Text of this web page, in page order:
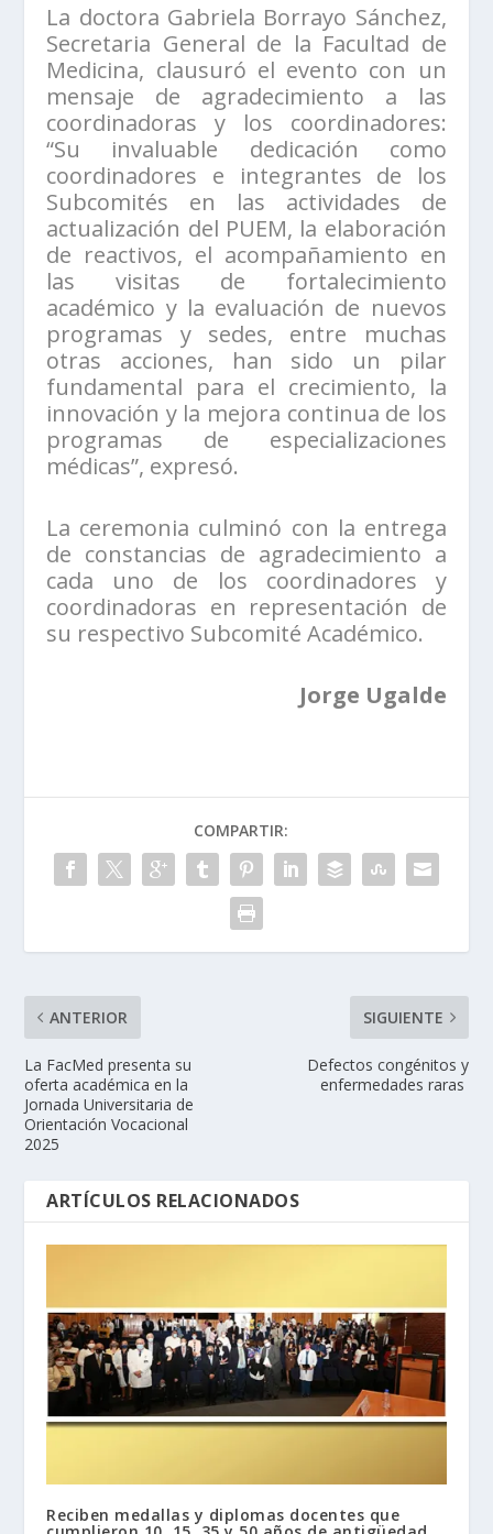
La doctora Gabriela Borrayo Sánchez,
Secretaria General de la Facultad de
Medicina, clausuró el evento con un
mensaje de agradecimiento a las
coordinadoras y los coordinadores:
“Su invaluable dedicación como
coordinadores e integrantes de los
Subcomités en las actividades de
actualización del PUEM, la elaboración
de reactivos, el acompañamiento en
las visitas de fortalecimiento
académico y la evaluación de nuevos
programas y sedes, entre muchas
otras acciones, han sido un pilar
fundamental para el crecimiento, la
innovación y la mejora continua de los
programas de especializaciones
médicas”, expresó.
La ceremonia culminó con la entrega
de constancias de agradecimiento a
cada uno de los coordinadores y
coordinadoras en representación de
su respectivo Subcomité Académico.
Jorge Ugalde
COMPARTIR:
ANTERIOR
La FacMed presenta su
oferta académica en la
Jornada Universitaria de
Orientación Vocacional
2025
SIGUIENTE
Defectos congénitos y
enfermedades raras
ARTÍCULOS RELACIONADOS
Reciben medallas y diplomas docentes que